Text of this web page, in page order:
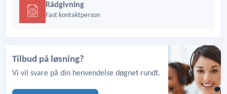
Rådgivning
Fast kontaktperson
Tilbud på løsning?
Vi vil svare på din henvendelse døgnet rundt.